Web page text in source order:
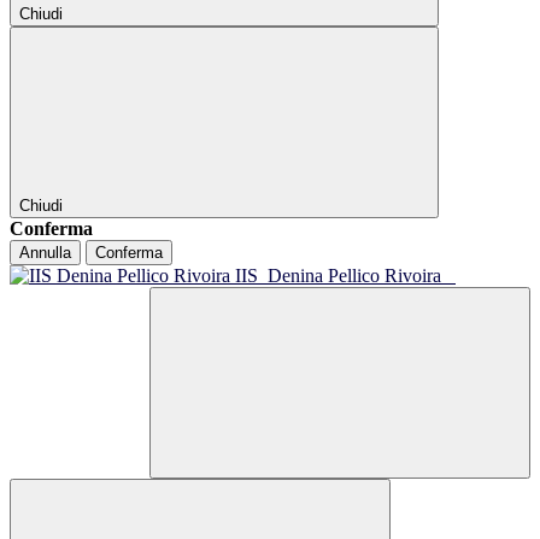
Chiudi
Chiudi
Conferma
Annulla Conferma
IIS Denina Pellico Rivoira